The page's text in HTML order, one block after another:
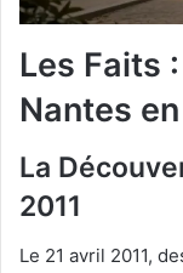
Les Faits
Nantes
La
2011
Le 21 avril 2011,